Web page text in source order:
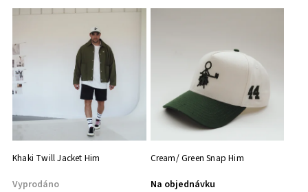
Nejprodávanější
Khaki Twill Jacket Him
Vyprodáno
Cream/ Green Snap Him
Na objednávku